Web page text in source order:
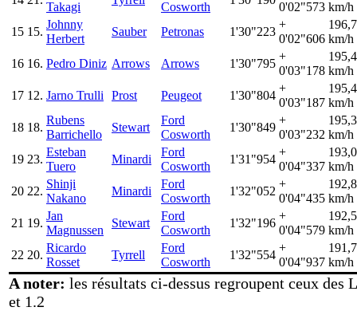
Takagi
Cosworth
0'02"573 km/h
15 15.
Johnny
Herbert
Sauber Petronas 1'30"223
+
0'02"606 km/h
16 16. Pedro Diniz Arrows Arrows 1'30"795
+
0'03"178 km/h
17 12. Jarno Trulli Prost Peugeot 1'30"804
+
0'03"187 km/h
18 18.
Rubens
Barrichello
Stewart
Ford
Cosworth
1'30"849
+
0'03"232 km/h
19 23.
Esteban
Tuero
Minardi
Ford
Cosworth
1'31"954
+
0'04"337 km/h
20 22.
Shinji
Nakano
Minardi
Ford
Cosworth
1'32"052
+
0'04"435 km/h
21 19.
Jan
Magnussen
Stewart
Ford
Cosworth
1'32"196
+
0'04"579 km/h
22 20.
Ricardo
Rosset
Tyrrell
Ford
Cosworth
1'32"554
+
0'04"937 km/h
A noter: les résultats ci-dessus regroupent ceux des
et 1.2